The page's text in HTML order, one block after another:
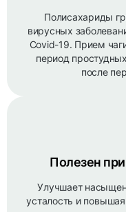
Полисахариды
вирусных
Covid-19. Прием
период
после
Полезен
Улучшает
усталость и